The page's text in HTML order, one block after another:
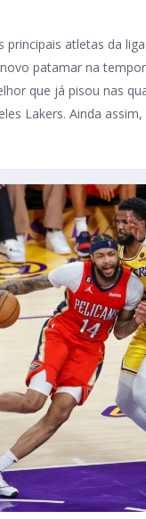
atletas da
patamar na
que já pisou nas
Lakers. Ainda